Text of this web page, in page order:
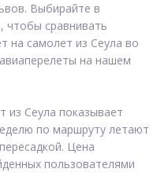
Выбирайте в
чтобы сравнивать
на самолет из Сеула во
на нашем
из Сеула показывает
по маршруту летают
Цена
пользователями